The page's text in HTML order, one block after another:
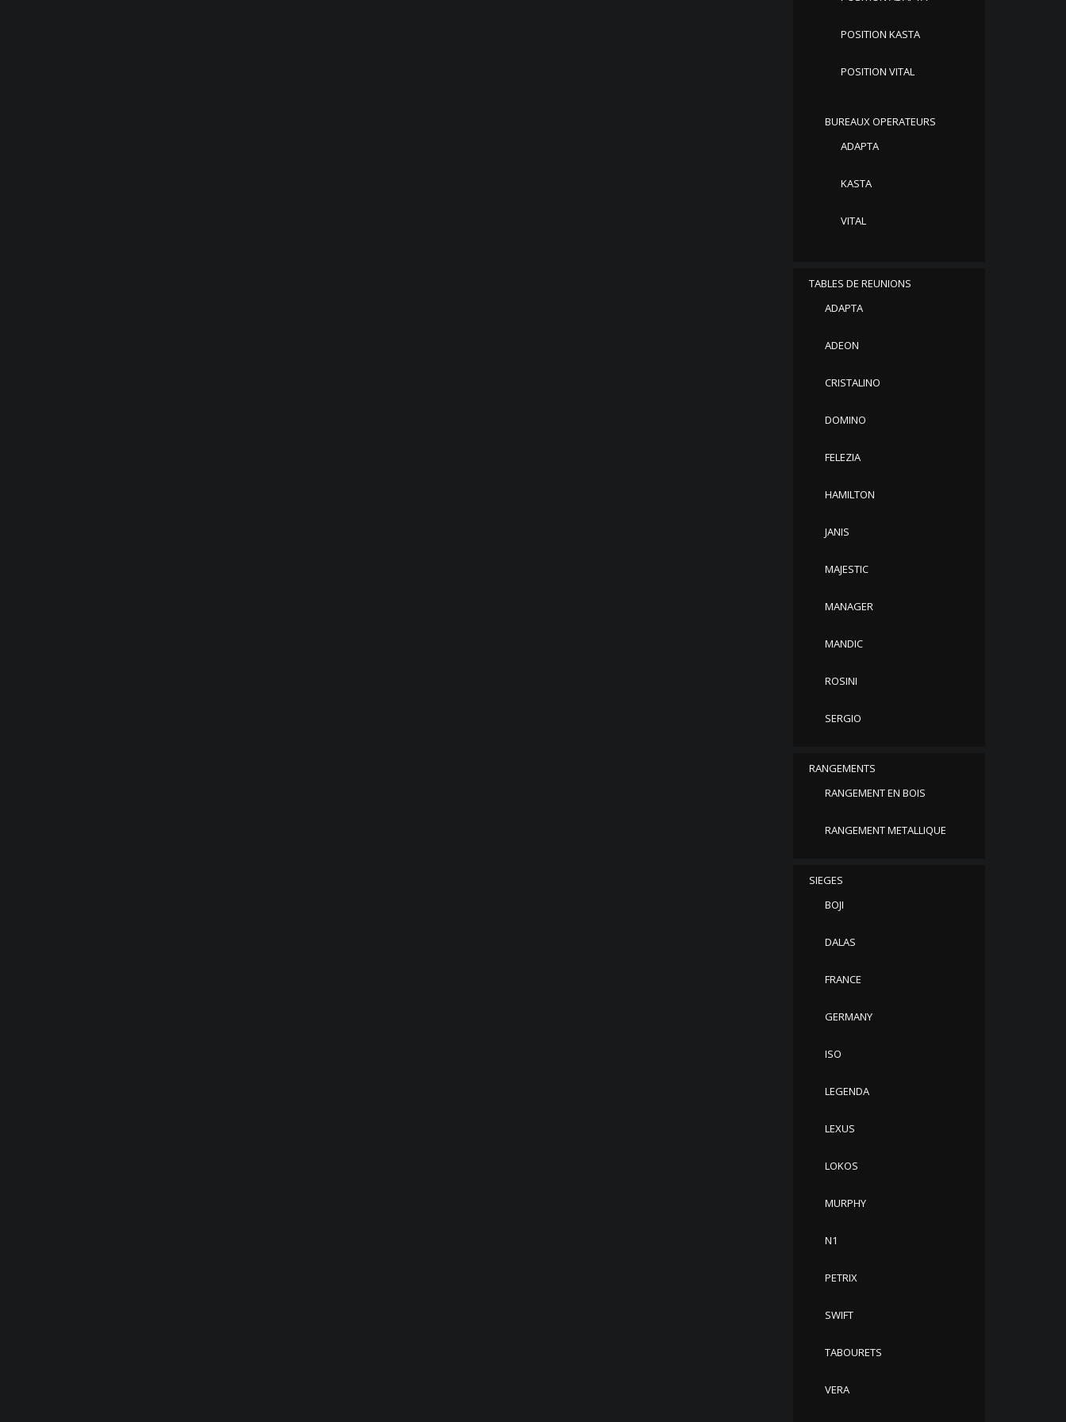
POSITION KASTA
POSITION VITAL
BUREAUX OPERATEURS
ADAPTA
KASTA
VITAL
TABLES DE REUNIONS
ADAPTA
ADEON
CRISTALINO
DOMINO
FELEZIA
HAMILTON
JANIS
MAJESTIC
MANAGER
MANDIC
ROSINI
SERGIO
RANGEMENTS
RANGEMENT EN BOIS
RANGEMENT METALLIQUE
SIEGES
BOJI
DALAS
FRANCE
GERMANY
ISO
LEGENDA
LEXUS
LOKOS
MURPHY
N1
PETRIX
SWIFT
TABOURETS
VERA